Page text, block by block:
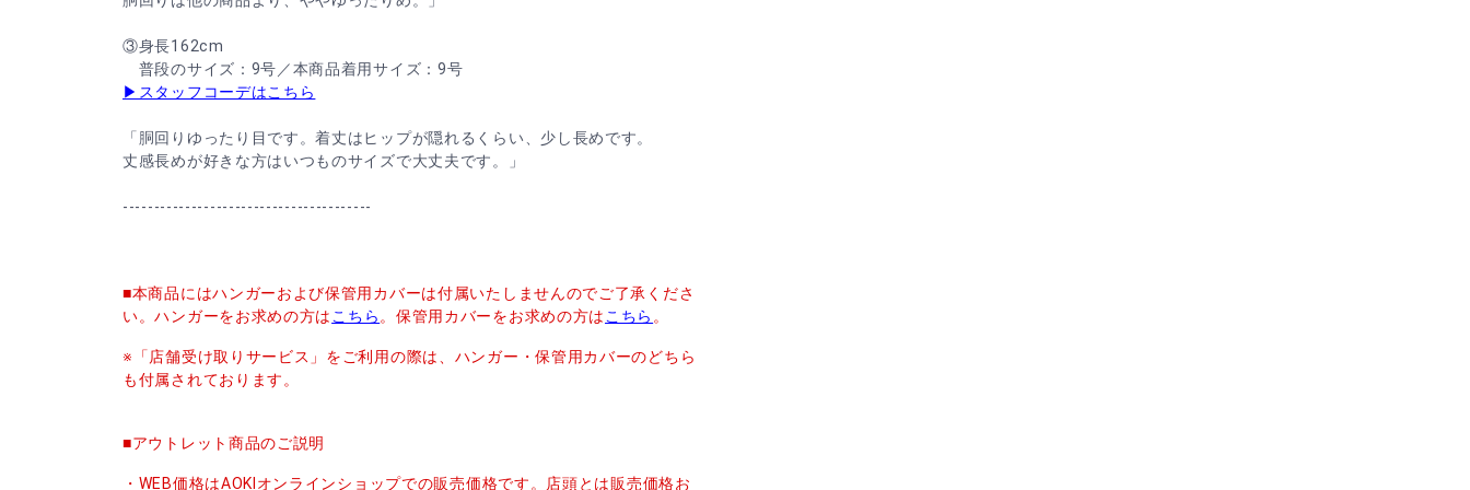
③身長162cm
普段のサイズ：9号／本商品着用サイズ：9号
▶スタッフコーデはこちら
「胴回りゆったり目です。着丈はヒップが隠れるくらい、少し長めです。
丈感長めが好きな方はいつものサイズで大丈夫です。」
----------------------------------------
■本商品にはハンガーおよび保管用カバーは付属いたしませんのでご了承くださ
い。ハンガーをお求めの方はこちら。保管用カバーをお求めの方はこちら 。
※「店舗受け取りサービス」をご利用の際は、ハンガー・保管用カバーのどちら
も付属されております。
■アウトレット商品のご説明
・WEB価格はAOKIオンラインショップでの販売価格です。店頭とは販売価格お